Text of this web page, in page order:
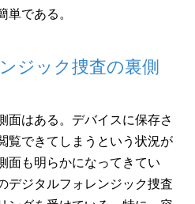
単である。
ジック捜査の裏側
面はある。デバイスに保存さ
覧できてしまうという状況が
面も明らかになってきてい
デジタルフォレンジック捜査